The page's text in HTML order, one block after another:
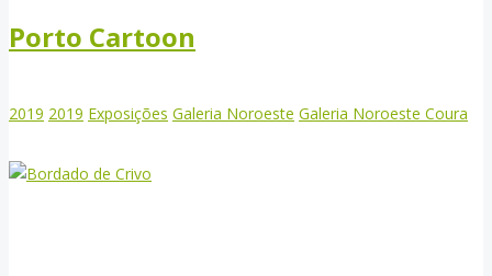
Porto Cartoon
2019 2019 Exposições Galeria Noroeste Galeria Noroeste Coura